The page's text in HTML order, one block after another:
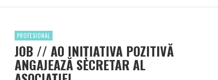
PROFESIONAL
JOB // AO INIȚIATIVA POZITIVĂ
ANGAJEAZĂ SECRETAR AL